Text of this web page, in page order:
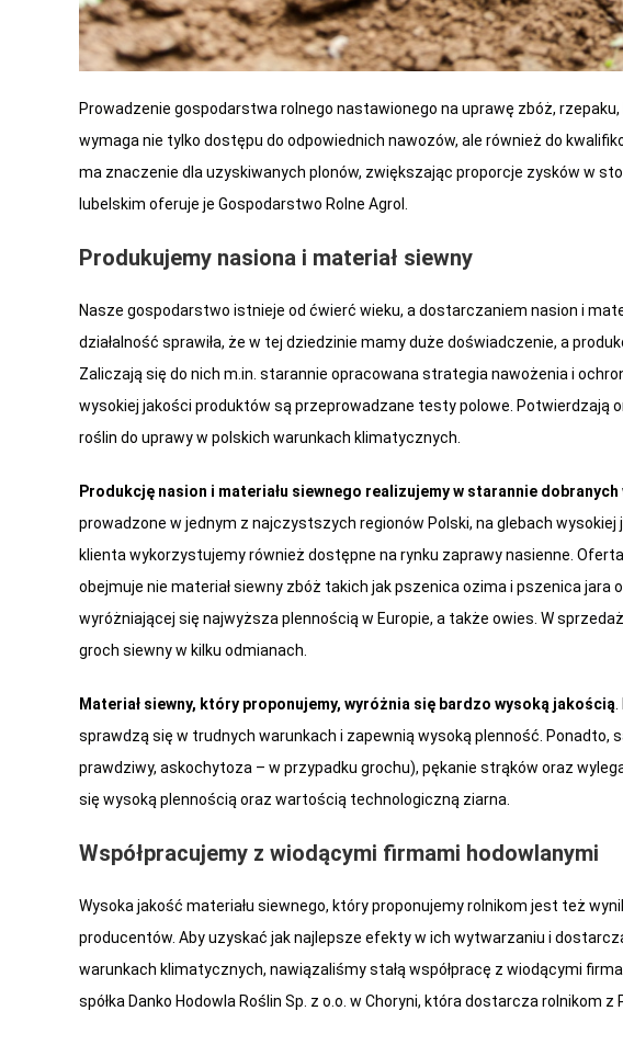
Prowadzenie gospodarstwa rolnego nastawionego na uprawę zbóż,
wymaga nie tylko dostępu do odpowiednich nawozów, ale również do
ma znaczenie dla uzyskiwanych plonów, zwiększając proporcje zysków w
lubelskim oferuje je Gospodarstwo Rolne Agrol.
Produkujemy nasiona i materiał siewny
Nasze gospodarstwo istnieje od ćwierć wieku, a dostarczaniem nasion i
działalność sprawiła, że w tej dziedzinie mamy duże doświadczenie, a
Zaliczają się do nich m.in. starannie opracowana strategia nawożenia i
wysokiej jakości produktów są przeprowadzane testy polowe. Potwierdzają
roślin do uprawy w polskich warunkach klimatycznych.
Produkcję nasion i materiału siewnego realizujemy w starannie
prowadzone w jednym z najczystszych regionów Polski, na glebach
klienta wykorzystujemy również dostępne na rynku zaprawy nasienne.
obejmuje nie materiał siewny zbóż takich jak pszenica ozima i pszenica jara
wyróżniającej się najwyższa plennością w Europie, a także owies. W
groch siewny w kilku odmianach.
Materiał siewny, który proponujemy, wyróżnia się bardzo wysoką jakością.
sprawdzą się w trudnych warunkach i zapewnią wysoką plenność. Ponadto,
prawdziwy, askochytoza – w przypadku grochu), pękanie strąków oraz
się wysoką plennością oraz wartością technologiczną ziarna.
Współpracujemy z wiodącymi firmami hodowlanymi
Wysoka jakość materiału siewnego, który proponujemy rolnikom jest też
producentów. Aby uzyskać jak najlepsze efekty w ich wytwarzaniu i
warunkach klimatycznych, nawiązaliśmy stałą współpracę z wiodącymi
spółka Danko Hodowla Roślin Sp. z o.o. w Choryni, która dostarcza rolnikom